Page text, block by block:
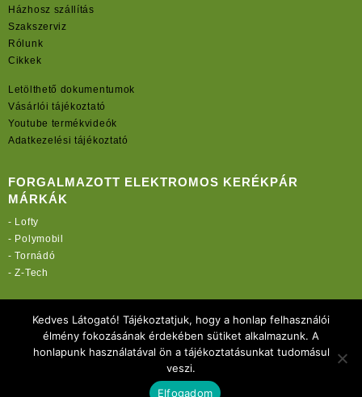
Házhosz szállítás
Szakszerviz
Rólunk
Cikkek
Letölthető dokumentumok
Vásárlói tájékoztató
Youtube termékvideók
Adatkezelési tájékoztató
FORGALMAZOTT ELEKTROMOS KERÉKPÁR
MÁRKÁK
- Lofty
- Polymobil
-Tornádó
-Z-Tech
rekordmobil.hu
rekordmotor.hu
elektromos-kerekparbolt.hu
Kedves Látogató! Tájékoztatjuk, hogy a honlap felhasználói
élmény fokozásának érdekében sütiket alkalmazunk. A
honlapunk használatával ön a tájékoztatásunkat tudomásul
veszi.
Elfogadom